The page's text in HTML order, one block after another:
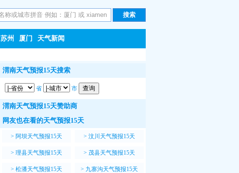
苏州 厦门 天气新闻
渭南天气预报15天搜索
省 市
渭南天气预报15天赞助商
网友也在看的天气预报15天
> 阿坝天气预报15天 > 汶川天气预报15天
> 理县天气预报15天 > 茂县天气预报15天
> 松潘天气预报15天 > 九寨沟天气预报15天